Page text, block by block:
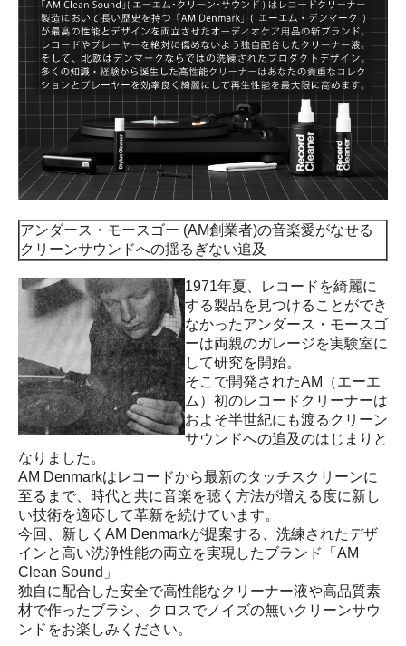
アンダース・モースゴー (AM創業者)の音楽愛がなせる
クリーンサウンドへの揺るぎない追及
1971年夏、レコードを綺麗に
する製品を見つけることができ
なかったアンダース・モースゴ
ーは両親のガレージを実験室に
して研究を開始。
そこで開発されたAM（エーエ
ム）初のレコードクリーナーは
およそ半世紀にも渡るクリーン
サウンドへの追及のはじまりと
なりました。
AM Denmarkはレコードから最新のタッチスクリーンに
至るまで、時代と共に音楽を聴く方法が増える度に新し
い技術を適応して革新を続けています。
今回、新しくAM Denmarkが提案する、洗練されたデザ
インと高い洗浄性能の両立を実現したブランド「AM
Clean Sound」
独自に配合した安全で高性能なクリーナー液や高品質素
材で作ったブラシ、クロスでノイズの無いクリーンサウ
ンドをお楽しみください。